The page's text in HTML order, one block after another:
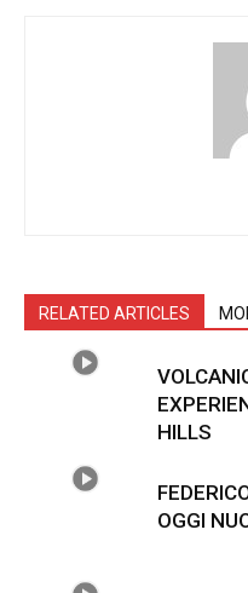
RELATED ARTICLES
HILLS
OGGI